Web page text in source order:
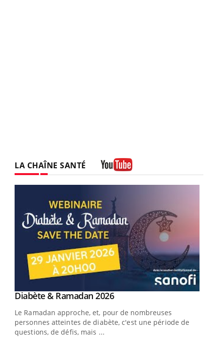
LA CHAÎNE SANTÉ
Youtube
Diabète & Ramadan 2026Youtube
Le Ramadan approche, et, pour de nombreuses
personnes atteintes de diabète, c'est une période de
questions, de défis, mais ...